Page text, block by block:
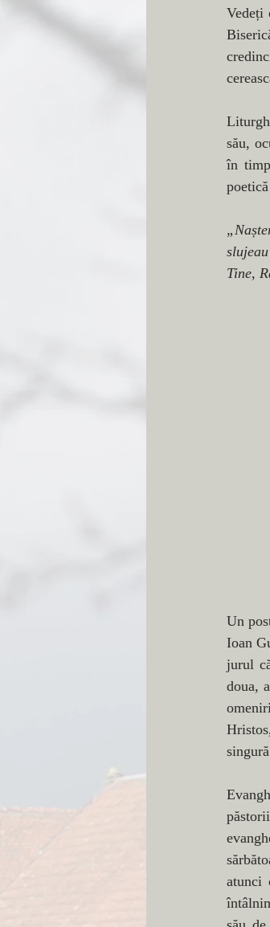
Vedeți
său,
în
Tine,
Un
Ioan
jurul
doua,
atunci